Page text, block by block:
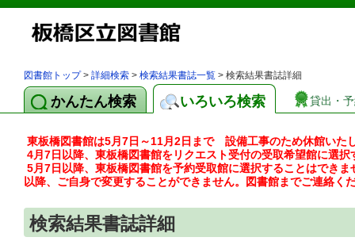
図書館トップ> 詳細検索 > 検索結果書誌一覧 > 検索結果書誌詳細
かんたん検索 いろいろ検索 貸出・
東板橋図書館は5月7日～11月2日まで 設備工事のため休館いた
4月7日以降、東板橋図書館をリクエスト受付の受取希望館に選択
5月7日以降、東板橋図書館を予約受取館に選択することはでき
以降、ご自身で変更することができません。図書館までご連絡く
検索結果書誌詳細